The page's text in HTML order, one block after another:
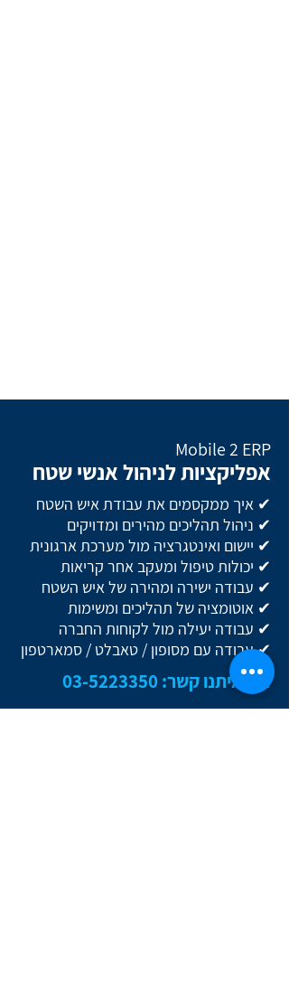
Mobile 2 ERP
אפליקציות לניהול אנשי שטח
✔ איך ממקסמים את עבודת איש השטח
✔ ניהול תהליכים מהירים ומדויקים
✔ יישום ואינטגרציה מול מערכת ארגונית
✔ יכולות טיפול ומעקב אחר קריאות
✔ עבודה ישירה ומהירה של איש השטח
✔ אוטומציה של תהליכים ומשימות
✔ עבודה יעילה מול לקוחות החברה
✔ עבודה עם מסופון / טאבלט / סמארטפון
צרו איתנו קשר:03-5223350